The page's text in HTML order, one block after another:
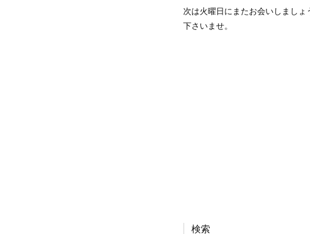
次は火曜日にまたお会いしまし
下さいませ。
検索